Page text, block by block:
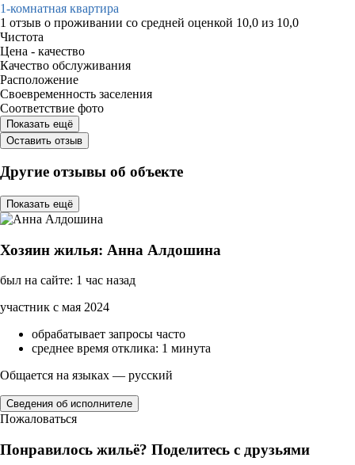
1-комнатная квартира
1 отзыв о проживании со средней оценкой 10,0 из 10,0
Чистота
Цена - качество
Качество обслуживания
Расположение
Своевременность заселения
Соответствие фото
Показать ещё
Оставить отзыв
Другие отзывы об объекте
Показать ещё
Хозяин жилья: Анна Алдошина
был на сайте: 1 час назад
участник с мая 2024
обрабатывает запросы часто
среднее время отклика: 1 минута
Общается на языках — русский
Сведения об исполнителе
Пожаловаться
Понравилось жильё? Поделитесь с друзьями